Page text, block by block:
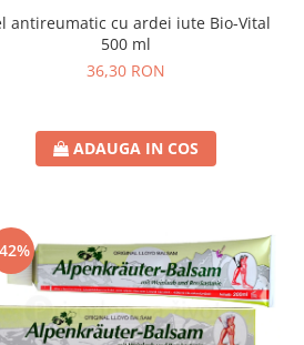
antireumatic cu ardei iute Bio-Vital
500 ml
36,30 RON
ADAUGA IN COS